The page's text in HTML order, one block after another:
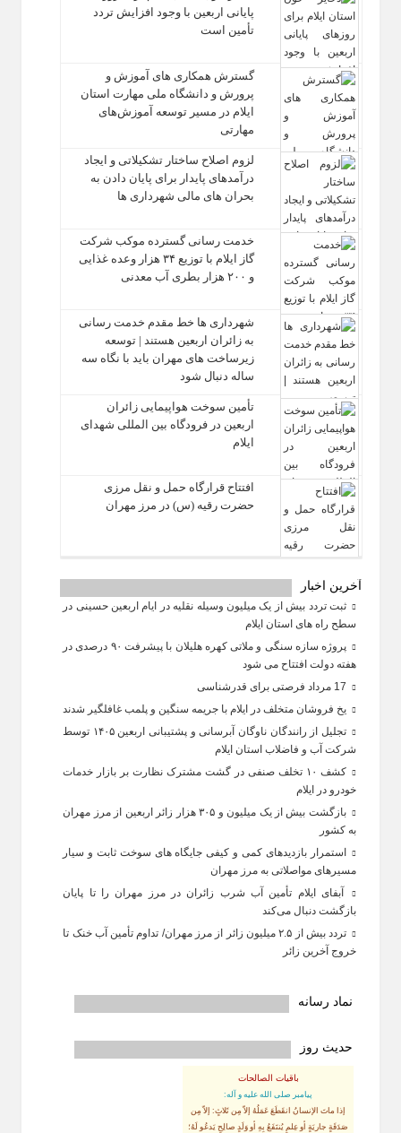
پایانی اربعین با وجود افزایش تردد
تأمین است
گسترش همکاری‌ های آموزش و
پرورش و دانشگاه ملی مهارت استان
ایلام در مسیر توسعه آموزش‌های
مهارتی
لزوم اصلاح ساختار تشکیلاتی و ایجاد
درآمدهای پایدار برای پایان دادن به
بحران‌ های مالی شهرداری‌ ها
خدمت رسانی گسترده موکب شرکت
گاز ایلام با توزیع ۳۴ هزار وعده غذایی
و ۲۰۰ هزار بطری آب معدنی
شهرداری‌ ها خط مقدم خدمت ‌رسانی
به زائران اربعین هستند | توسعه
زیرساخت ‌های مهران باید با نگاه سه‌
ساله دنبال شود
تأمین سوخت هواپیمایی زائران
اربعین در فرودگاه بین المللی شهدای
ایلام
افتتاح قرارگاه حمل‌ و نقل مرزی
حضرت رقیه (س) در مرز مهران
آخرین اخبار
ثبت تردد بیش از یک میلیون وسیله نقلیه در ایام اربعین حسینی در
سطح راه‌ های استان ایلام
پروژه سازه سنگی و ملاتی کهره هلیلان با پیشرفت ۹۰ درصدی در
هفته دولت افتتاح می شود
یخ‌ فروشان متخلف در ایلام با جریمه سنگین و پلمب غافلگیر شدند
تجلیل از رانندگان ناوگان آبرسانی و پشتیبانی اربعین ۱۴۰۵ توسط
شرکت آب و فاضلاب استان ایلام
کشف ۱۰ تخلف صنفی در گشت مشترک نظارت بر بازار خدمات
خودرو در ایلام
بازگشت بیش از یک میلیون و ۳۰۵ هزار زائر اربعین از مرز مهران
به کشور
استمرار بازدیدهای کمی و کیفی جایگاه‌ های سوخت ثابت و سیار
مسیرهای مواصلاتی به مرز مهران
آبفای ایلام تأمین آب شرب زائران در مرز مهران را تا پایان
بازگشت دنبال می‌کند
تردد بیش از ۲.۵ میلیون زائر از مرز مهران/ تداوم تأمین آب خنک تا
خروج آخرین زائر
نماد رسانه
حدیث روز
باقیات الصالحات
پيامبر صلى‏ الله‏ عليه ‏و‏ آله:
إذا ماتَ الإنسانُ انقَطَعَ عَمَلُهُ إلاّ مِن ثَلاثٍ: إلاّ مِن
صَدَقَةٍ جاريَةٍ أو عِلمٍ يُنتَفَعُ بِهِ أو وَلَدٍ صالِحٍ يَدعُو لَهُ؛